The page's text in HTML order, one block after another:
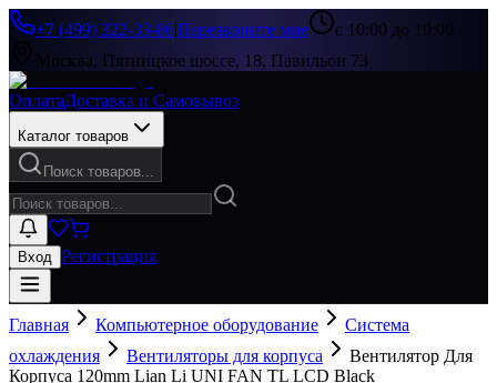
+7 (499) 322-33-86|Перезвоните мне
с 10:00 до 19:00
Москва, Пятницкое шоссе, 18, Павильон 73
ОплатаДоставка и Самовывоз
Каталог товаров
Поиск товаров...
Вход Регистрация
Главная Компьютерное оборудование
Система
охлаждения
Вентиляторы для корпуса
Вентилятор Для
Корпуса 120mm Lian Li UNI FAN TL LCD Black